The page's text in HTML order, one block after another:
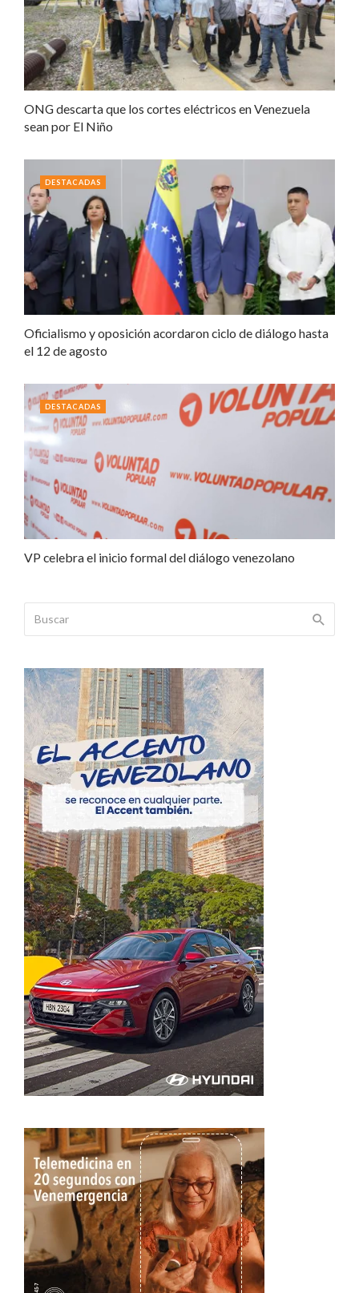
ONG descarta que los cortes eléctricos en Venezuela
sean por El Niño
Oficialismo y oposición acordaron ciclo de diálogo hasta
el 12 de agosto
DESTACADAS
VP celebra el inicio formal del diálogo venezolano
DESTACADAS